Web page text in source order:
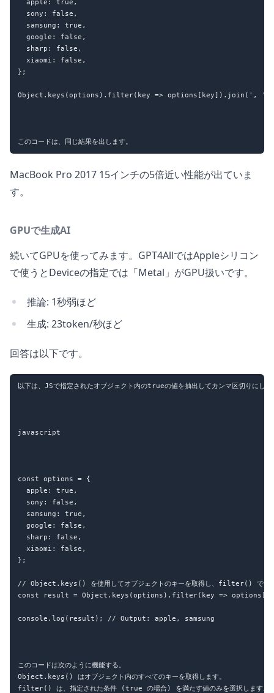
  apple: true,
  sony: false,
  samsung: true,
  google: false,
  sharp: false,
  xiaomi: false,
};
Object.keys(options).filter(key => options[key]).join(', ');
MacBook Pro 2017 15インチの5倍近い性能が出ていま
す。
GPUで生成AI
続いてGPUを使ってみます。GPT4AllではAppleシリコン
で使うとDeviceの指定では「Metal」がGPU扱いです。
推論: 1秒弱ほど
生成: 23token/秒ほど
回答は以下です。
以下は、JSで指定されたオブジェクト内のtrueの値を抽出してカンマ区切りにした
javascript
const options = {
  apple: true,
  sony: false,
  samsung: true,
  google: false,
  sharp: false,
  xiaomi: false,
};
// Object.keys() を使用してオブジェクトのキーを取得し、filter() でtrue
const result = Object.keys(options).filter(key =>
console.log(result); // Output: apple, samsung
このコードは次のように機能する。
Object.keys() はオブジェクト内のすべてのキーを取得します。
filter() は、指定された条件 (true の場合) を満たす値のみを選択します。